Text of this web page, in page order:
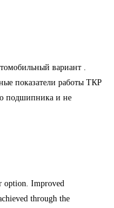
вариант .
показатели работы ТКР
подшипника и не
option. Improved
through the